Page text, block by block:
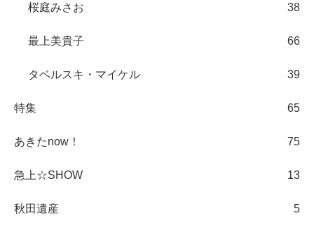
桜庭みさお 38
最上美貴子 66
タベルスキ・マイケル 39
特集 65
あきたnow！ 75
急上☆SHOW 13
秋田遺産 5